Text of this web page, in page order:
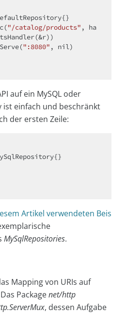
"/catalog/products" , ha
":8080" , nil)
auf ein MySQL oder
ist einfach und beschränkt
der ersten Zeile:
Artikel verwendeten Beis
MySqlRepositories.
Mapping von URIs auf
Packagenet/http
, dessen Aufgabe